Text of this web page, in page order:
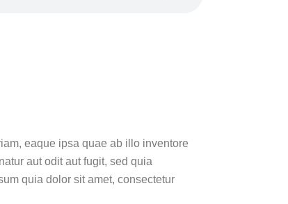
eaque ipsa quae ab illo inventore
aut odit aut fugit, sed quia
quia dolor sit amet, consectetur